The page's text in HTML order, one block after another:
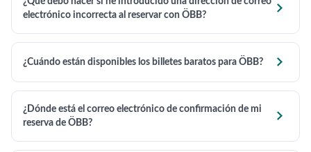
electrónico incorrecta al reservar con ÖBB?

¿Cuándo están disponibles los billetes baratos para ÖBB? 
¿Dónde está el correo electrónico de confirmación de mi
reserva de ÖBB?
